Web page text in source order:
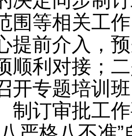
围等相关工
提前介入，
顺利对接；
开专题培训
制订审批工